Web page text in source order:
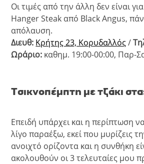
Οι τιμές από την άλλη δεν είναι
Hanger Steak από Black Angus,
απόλαυση.
Διευθ: Κρήτης 23, Κορυδαλλός/
Ωράριο: καθημ. 19:00-00:00, Παρ-
Τσικνοπέμπτη με τζάκι
Επειδή υπάρχει και η περίπτωση
λίγο παραέξω, εκεί που μυρίζεις
ανοιχτό ορίζοντα και η συνθήκη
ακολουθούν οι 3 τελευταίες μου